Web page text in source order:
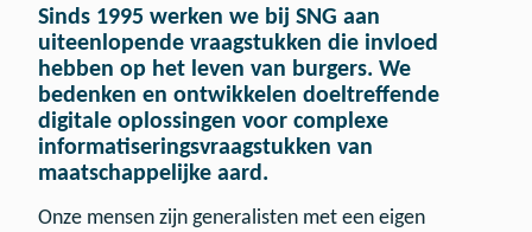
Sinds 1995 werken we bij SNG aan
uiteenlopende vraagstukken die invloed
hebben op het leven van burgers. We
bedenken en ontwikkelen doeltreffende
digitale oplossingen voor complexe
informatiseringsvraagstukken van
maatschappelijke aard.
Onze mensen zijn generalisten met een eigen